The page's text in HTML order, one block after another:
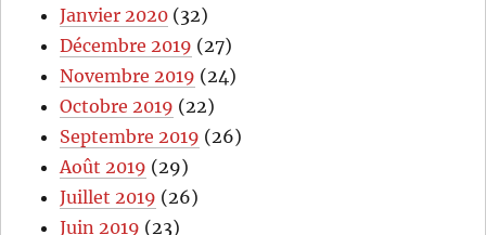
Janvier 2020 (32)
Décembre 2019 (27)
Novembre 2019 (24)
Octobre 2019 (22)
Septembre 2019 (26)
Août 2019 (29)
Juillet 2019 (26)
Juin 2019 (23)